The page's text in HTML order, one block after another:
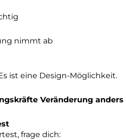
nimmt ab
ist eine Design-Möglichkeit.
Veränderung anders
frage dich: